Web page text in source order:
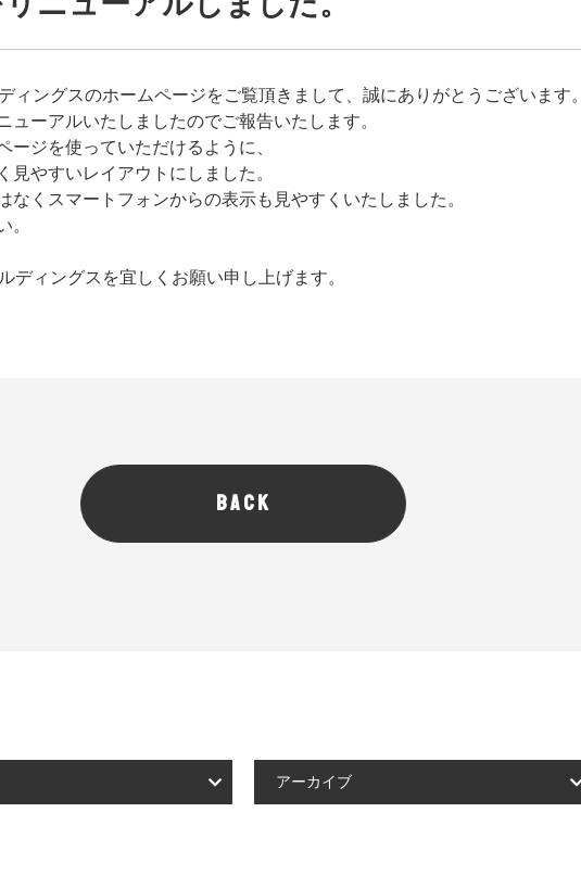
ィングスのホームページをご覧頂きまして、誠にありがとうございます。
ューアルいたしましたのでご報告いたします。
ージを使っていただけるように、
見やすいレイアウトにしました。
なくスマートフォンからの表示も見やすくいたしました。
。
ディングスを宜しくお願い申し上げます。
BACK
アーカイブ